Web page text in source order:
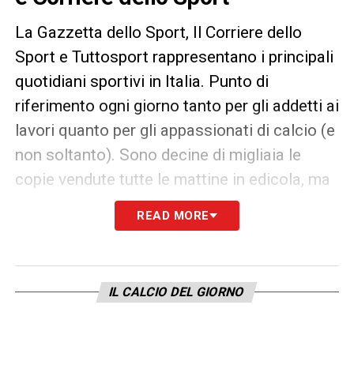
La Gazzetta dello Sport, Il Corriere dello
Sport e Tuttosport rappresentano i principali
quotidiani sportivi in Italia. Punto di
riferimento ogni giorno tanto per gli addetti ai
lavori quanto per gli appassionati di calcio (e
non soltanto). Sono decine di migliaia le
copie vendute tutte le mattine in edicola, ma
un’anteprima dei principali contenuti può
essere consultata già dalla sera precedente.
READ MORE
IL CALCIO DEL GIORNO